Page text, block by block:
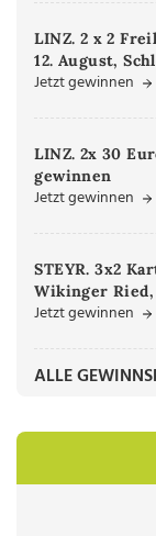
LINZ. 2 x 2
12. August,
Jetzt gewinnen
LINZ. 2x 30
gewinnen
Jetzt gewinnen
STEYR. 3x2
Wikinger Ried,
Jetzt gewinnen
ALLE